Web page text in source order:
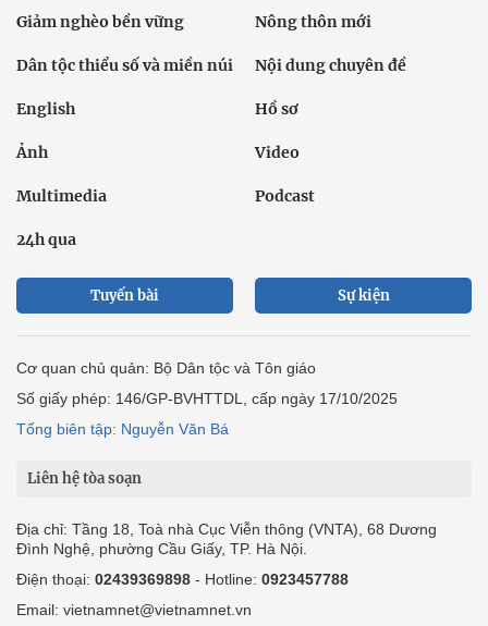
Giảm nghèo bền vững Nông thôn mới
Dân tộc thiểu số và miền núi Nội dung chuyên đề
English Hồ sơ
Ảnh Video
Multimedia Podcast
24h qua
Tuyến bài Sự kiện
Cơ quan chủ quản: Bộ Dân tộc và Tôn giáo
Số giấy phép: 146/GP-BVHTTDL, cấp ngày 17/10/2025
Tổng biên tập: Nguyễn Văn Bá
Liên hệ tòa soạn
Địa chỉ: Tầng 18, Toà nhà Cục Viễn thông (VNTA), 68 Dương
Đình Nghệ, phường Cầu Giấy, TP. Hà Nội.
Điện thoại: 02439369898 - Hotline: 0923457788
Email: vietnamnet@vietnamnet.vn